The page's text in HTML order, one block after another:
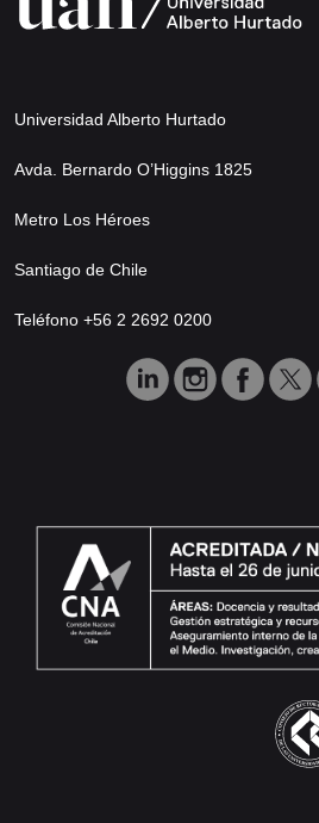
Universidad Alberto Hurtado
Avda. Bernardo O’Higgins 1825
Metro Los Héroes
Santiago de Chile
Teléfono +56 2 2692 0200